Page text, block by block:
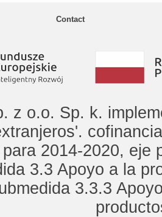
Contact
z o.o. Sp. k.
2014-2020, eje
3.3 Apoyo a la
3.3.3